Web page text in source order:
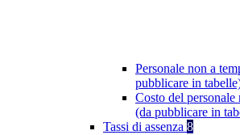
Personale non a
pubblicare in
Costo del
(da pubblicare in
Tassi di assenza 8